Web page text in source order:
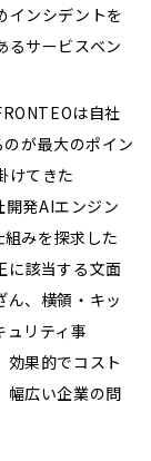
インシデントを
るサービスベン
は自社
が最大のポイン
けてきた
開発AIエンジン
みを探求した
に該当する文面
ん、横領・キッ
ュリティ事
果的でコスト
幅広い企業の問